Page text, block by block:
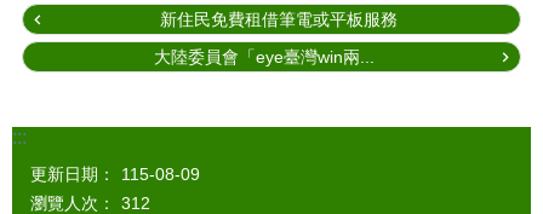
新住民免費租借筆電或平板服務
大陸委員會「eye臺灣win兩...
:::
更新日期：
115-08-09
瀏覽人次：
312